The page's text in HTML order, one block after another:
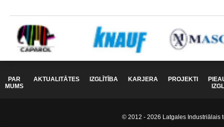
PAR
MUMS
AKTUALITĀTES IZGLĪTĪBA KARJERA PROJEKTI
© 2012 - 2026 Latgales Industriālais